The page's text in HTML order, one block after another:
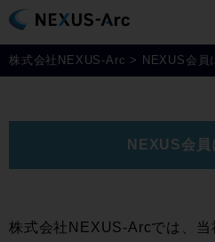
株式会社NEXUS-Arc > NEXUS会員
NEXUS会員
株式会社NEXUS-Arcでは、当